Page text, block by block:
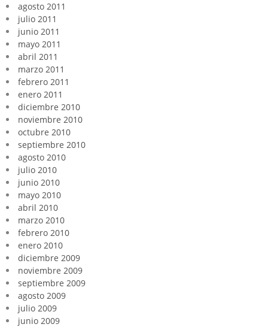
agosto 2011
julio 2011
junio 2011
mayo 2011
abril 2011
marzo 2011
febrero 2011
enero 2011
diciembre 2010
noviembre 2010
octubre 2010
septiembre 2010
agosto 2010
julio 2010
junio 2010
mayo 2010
abril 2010
marzo 2010
febrero 2010
enero 2010
diciembre 2009
noviembre 2009
septiembre 2009
agosto 2009
julio 2009
junio 2009